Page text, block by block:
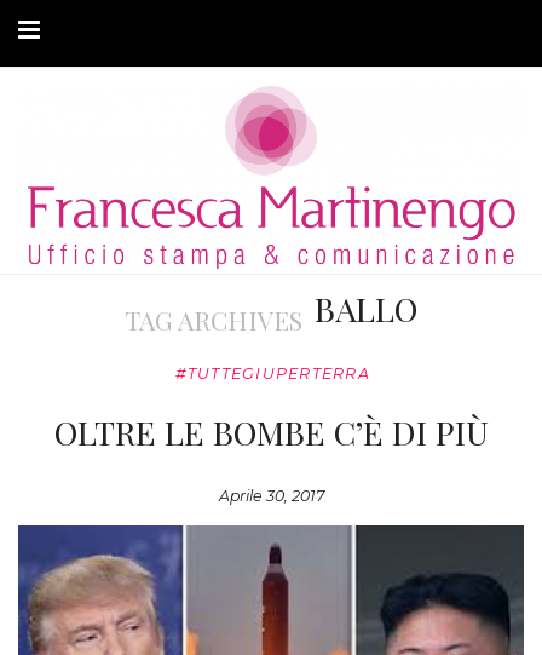
ARTICOLI
MODA ADATTIVA
TAG ARCHIVES BALLO
#TUTTEGIUPERTERRA
OLTRE LE BOMBE C’È DI PIÙ
Aprile 30, 2017